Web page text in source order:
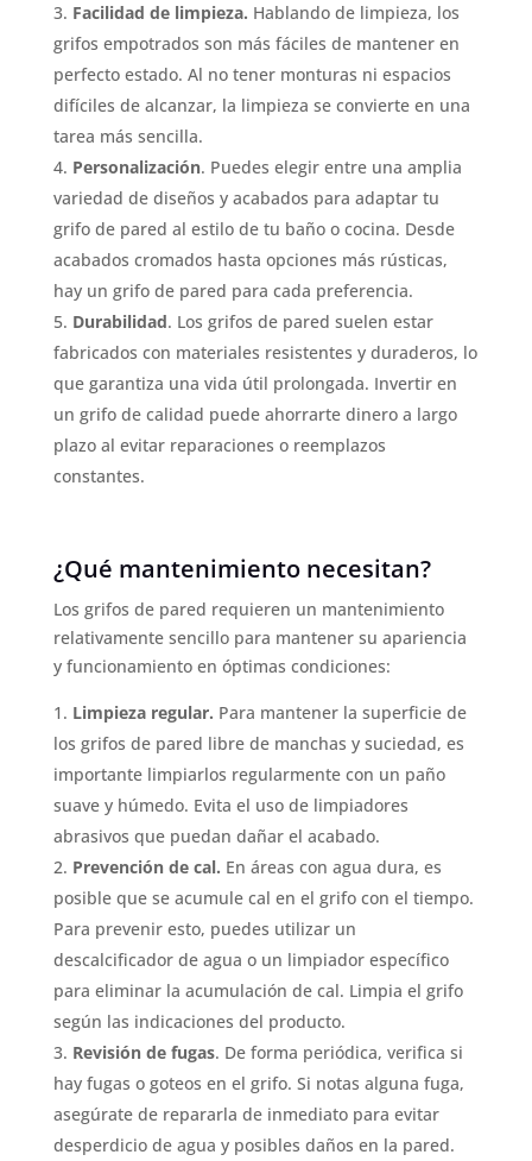
Facilidad de limpieza. Hablando de limpieza, los
grifos empotrados son más fáciles de mantener en
perfecto estado. Al no tener monturas ni espacios
difíciles de alcanzar, la limpieza se convierte en una
tarea más sencilla.
Personalización. Puedes elegir entre una amplia
variedad de diseños y acabados para adaptar tu
grifo de pared al estilo de tu baño o cocina. Desde
acabados cromados hasta opciones más rústicas,
hay un grifo de pared para cada preferencia.
Durabilidad. Los grifos de pared suelen estar
fabricados con materiales resistentes y duraderos, lo
que garantiza una vida útil prolongada. Invertir en
un grifo de calidad puede ahorrarte dinero a largo
plazo al evitar reparaciones o reemplazos
constantes.
¿Qué mantenimiento necesitan?
Los grifos de pared requieren un mantenimiento
relativamente sencillo para mantener su apariencia
y funcionamiento en óptimas condiciones:
Limpieza regular. Para mantener la superficie de
los grifos de pared libre de manchas y suciedad, es
importante limpiarlos regularmente con un paño
suave y húmedo. Evita el uso de limpiadores
abrasivos que puedan dañar el acabado.
Prevención de cal. En áreas con agua dura, es
posible que se acumule cal en el grifo con el tiempo.
Para prevenir esto, puedes utilizar un
descalcificador de agua o un limpiador específico
para eliminar la acumulación de cal. Limpia el grifo
según las indicaciones del producto.
Revisión de fugas. De forma periódica, verifica si
hay fugas o goteos en el grifo. Si notas alguna fuga,
asegúrate de repararla de inmediato para evitar
desperdicio de agua y posibles daños en la pared.